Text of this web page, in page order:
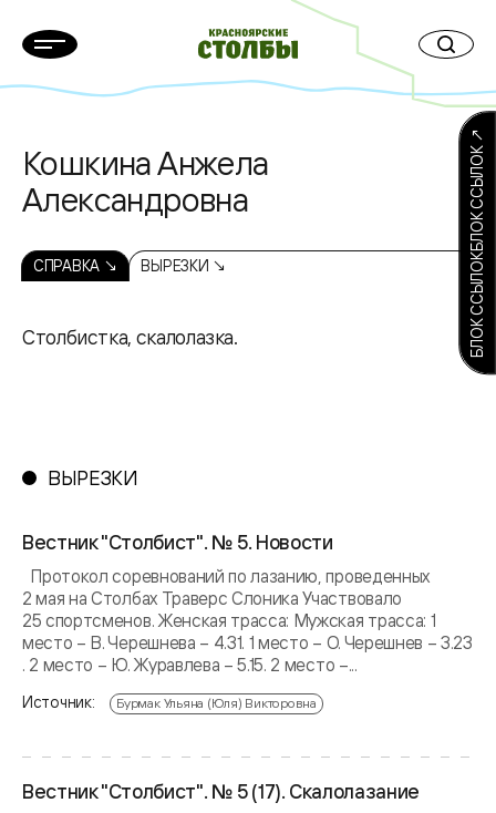
Кошкина Анжела
Александровна
СПРАВКА ↘ ВЫРЕЗКИ ↘
Столбистка, скалолазка. БЛОК ССЫЛОКБЛОК ССЫЛОК ↗
ВЫРЕЗКИ
Вестник "Столбист". № 5. Новости
Протокол соревнований по лазанию, проведенных
2 мая на Столбах Траверс Слоника Участвовало
25 спортсменов. Женская трасса: Мужская трасса: 1
место – В. Черешнева – 4.31. 1 место – О. Черешнев – 3.23
. 2 место – Ю. Журавлева – 5.15. 2 место –...
Источник: Бурмак Ульяна (Юля) Викторовна
Вестник "Столбист". № 5 (17). Скалолазание